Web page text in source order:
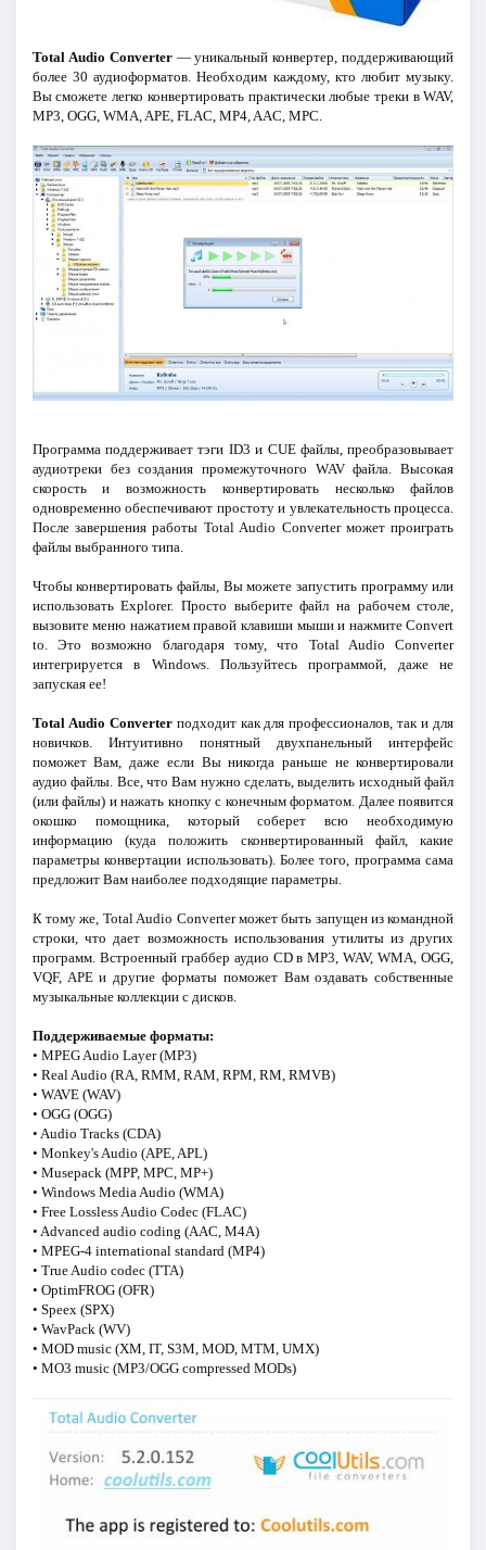
Total Audio Converter— уникальный конвертер, поддерживающий
более 30 аудиоформатов. Необходим каждому, кто любит музыку.
Вы сможете легко конвертировать практически любые треки в WAV,
MP3, OGG, WMA, APE, FLAC, MP4, AAC, MPC.
Программа поддерживает тэги ID3 и CUE файлы, преобразовывает
аудиотреки без создания промежуточного WAV файла. Высокая
скорость и возможность конвертировать несколько файлов
одновременно обеспечивают простоту и увлекательность процесса.
После завершения работы Total Audio Converter может проиграть
файлы выбранного типа.
Чтобы конвертировать файлы, Вы можете запустить программу или
использовать Explorer. Просто выберите файл на рабочем столе,
вызовите меню нажатием правой клавиши мыши и нажмите Сonvert
to. Это возможно благодаря тому, что Total Audio Converter
интегрируется в Windows. Пользуйтесь программой, даже не
запуская ее!
Total Audio Converterподходит как для профессионалов, так и для
новичков. Интуитивно понятный двухпанельный интерфейс
поможет Вам, даже если Вы никогда раньше не конвертировали
аудио файлы. Все, что Вам нужно сделать, выделить исходный файл
(или файлы) и нажать кнопку с конечным форматом. Далее появится
окошко помощника, который соберет всю необходимую
информацию (куда положить сконвертированный файл, какие
параметры конвертации использовать). Более того, программа сама
предложит Вам наиболее подходящие параметры.
К тому же, Total Audio Converter может быть запущен из командной
строки, что дает возможность использования утилиты из других
программ. Встроенный граббер аудио CD в MP3, WAV, WMA, OGG,
VQF, APE и другие форматы поможет Вам оздавать собственные
музыкальные коллекции с дисков.
Поддерживаемые форматы:
• MPEG Audio Layer (MP3)
• Real Audio (RA, RMM, RAM, RPM, RM, RMVB)
• WAVE (WAV)
• OGG (OGG)
• Audio Tracks (CDA)
• Monkey's Audio (APE, APL)
• Musepack (MPP, MPC, MP+)
• Windows Media Audio (WMA)
• Free Lossless Audio Codec (FLAC)
• Advanced audio coding (AAC, M4A)
• MPEG-4 international standard (MP4)
• True Audio codec (TTA)
• OptimFROG (OFR)
• Speex (SPX)
• WavPack (WV)
• MOD music (XM, IT, S3M, MOD, MTM, UMX)
• MO3 music (MP3/OGG compressed MODs)